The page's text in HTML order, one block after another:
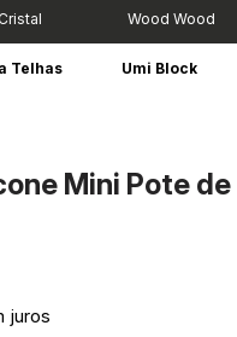
Cristal Wood Wood
Telhas Umi Block
Mini Pote
juros